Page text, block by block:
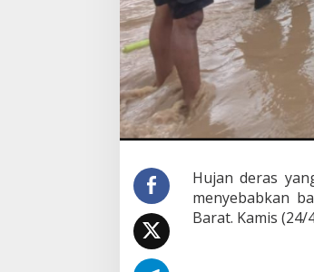
i
e
s
u
,
H
Hujan deras
menyebabkan
Barat. Kamis (24/